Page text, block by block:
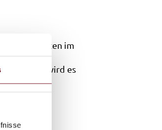
im
4 BauGB) wird es